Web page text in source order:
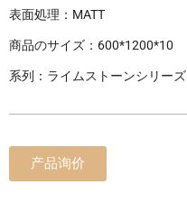
表面処理：MATT
商品のサイズ：600*1200*10
系列：ライムストーンシリーズ
产品询价